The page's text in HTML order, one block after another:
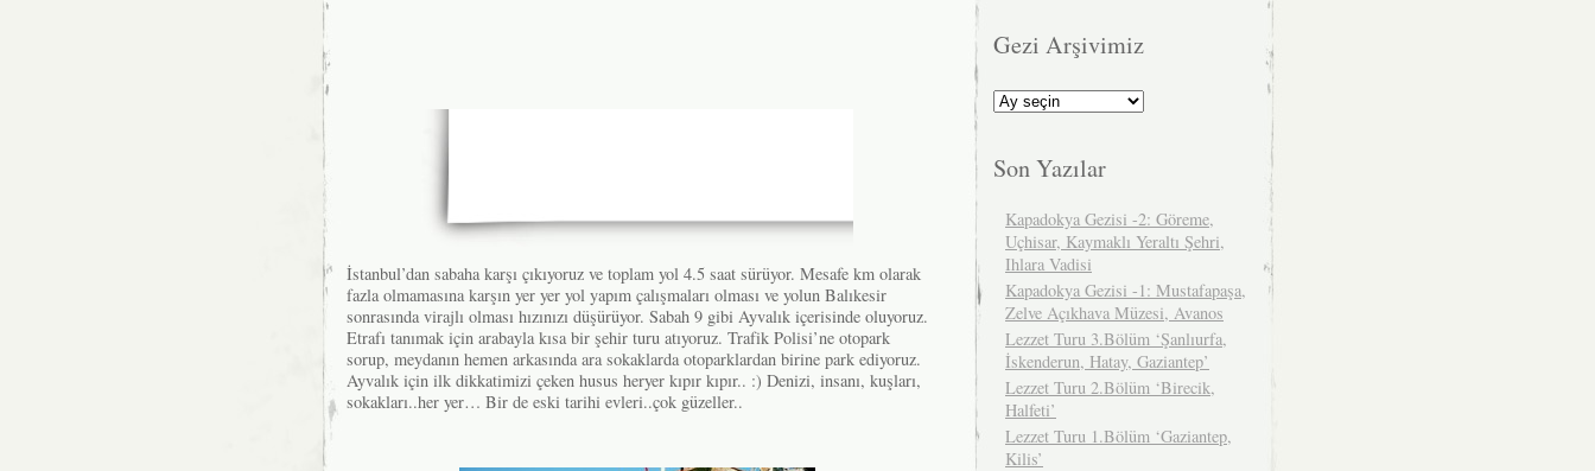
İstanbul’dan sabaha karşı çıkıyoruz ve toplam yol 4.5 saat sürüyor. Mesafe km olarak
fazla olmamasına karşın yer yer yol yapım çalışmaları olması ve yolun Balıkesir
sonrasında virajlı olması hızınızı düşürüyor. Sabah 9 gibi Ayvalık içerisinde oluyoruz.
Etrafı tanımak için arabayla kısa bir şehir turu atıyoruz. Trafik Polisi’ne otopark
sorup, meydanın hemen arkasında ara sokaklarda otoparklardan birine park ediyoruz.
Ayvalık için ilk dikkatimizi çeken husus heryer kıpır kıpır.. :) Denizi, insanı, kuşları,
sokakları..her yer… Bir de eski tarihi evleri..çok güzeller..
Gezi Arşivimiz
Gezi
Arşivimiz
Son Yazılar
Kapadokya Gezisi -2: Göreme,
Uçhisar, Kaymaklı Yeraltı Şehri,
Ihlara Vadisi
Kapadokya Gezisi -1: Mustafapaşa,
Zelve Açıkhava Müzesi, Avanos
Lezzet Turu 3.Bölüm ‘Şanlıurfa,
İskenderun, Hatay, Gaziantep’
Lezzet Turu 2.Bölüm ‘Birecik,
Halfeti’
Lezzet Turu 1.Bölüm ‘Gaziantep,
Kilis’